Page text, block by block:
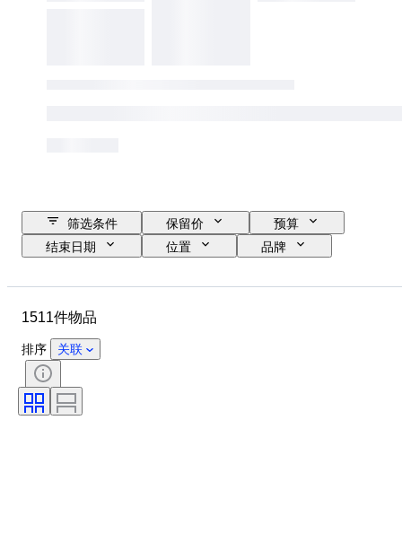
筛选条件 保留价
预算
结束日期
位置
品牌
课题
比例
铁路公司
原创作品／复制品
1511件物品
排序 关联